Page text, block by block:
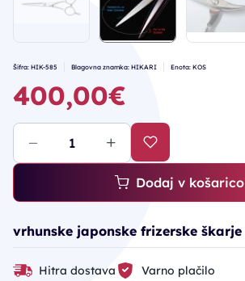
Šifra: HIK-585 Blagovna znamka: HIKARI Enota: KOS
400,00€
Dodaj v košarico
vrhunske japonske frizerske škarje
Hitra dostava
Varno plačilo